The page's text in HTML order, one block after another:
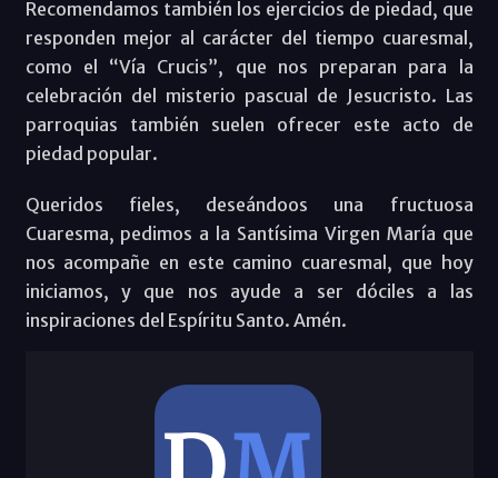
Recomendamos también los ejercicios de piedad, que
responden mejor al carácter del tiempo cuaresmal,
como el “Vía Crucis”, que nos preparan para la
celebración del misterio pascual de Jesucristo. Las
parroquias también suelen ofrecer este acto de
piedad popular.
Queridos fieles, deseándoos una fructuosa
Cuaresma, pedimos a la Santísima Virgen María que
nos acompañe en este camino cuaresmal, que hoy
iniciamos, y que nos ayude a ser dóciles a las
inspiraciones del Espíritu Santo. Amén.